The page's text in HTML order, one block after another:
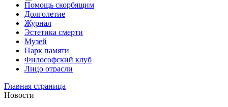
Помощь скорбящим
Долголетие
Журнал
Эстетика смерти
Музей
Парк памяти
Философский клуб
Лицо отрасли
Главная страница
Новости